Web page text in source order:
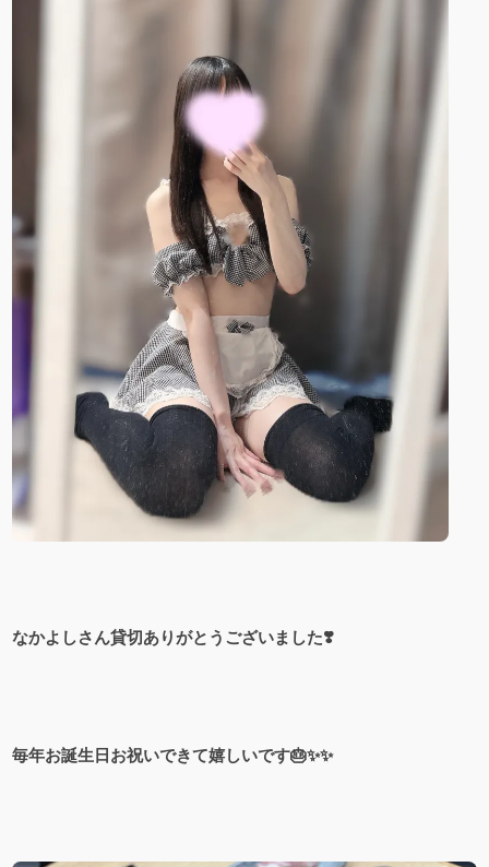
なかよしさん貸切ありがとうございました❣️
毎年お誕生日お祝いできて嬉しいです🎂✨✨